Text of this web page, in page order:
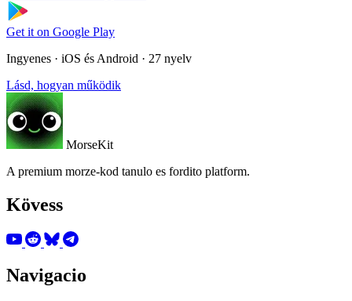
Get it on Google Play
Ingyenes · iOS és Android · 27 nyelv
Lásd, hogyan működik
MorseKit
A premium morze-kod tanulo es fordito platform.
Kövess
Navigacio